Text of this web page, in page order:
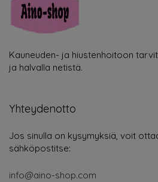
Kauneuden- ja hiustenhoitoon
ja halvalla netistä.
Yhteydenotto
Jos sinulla on kysymyksiä, voit
sähköpostitse:
info@aino-shop.com